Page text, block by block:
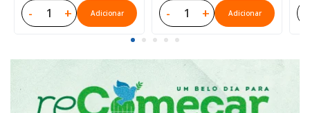
- + Adicionar - + Adicionar